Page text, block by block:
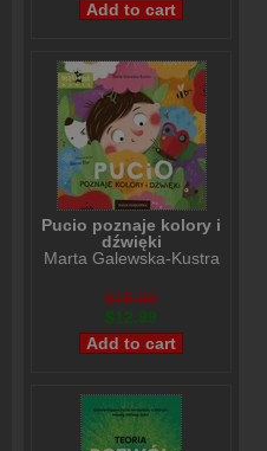
Pucio poznaje kolory i
dźwięki
Marta Galewska-Kustra
$15,99
$12,99